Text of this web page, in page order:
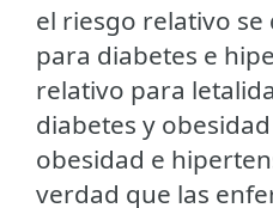
el riesgo relativo
para diabetes e
relativo para
diabetes y
obesidad e
verdad que las